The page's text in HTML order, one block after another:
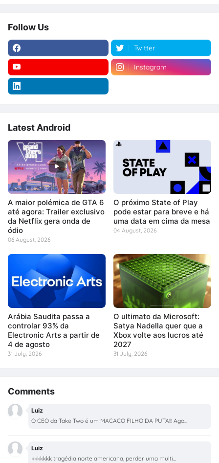
Follow Us
Twitter
Instagram
Latest Android
A maior polémica de GTA 6
até agora: Trailer exclusivo
da Netflix gera onda de
ódio
06 August, 2026
O próximo State of Play
pode estar para breve e há
uma data em cima da mesa
04 August, 2026
Arábia Saudita passa a
controlar 93% da
Electronic Arts a partir de
4 de agosto
31 July, 2026
O ultimato da Microsoft:
Satya Nadella quer que a
Xbox volte aos lucros até
2027
31 July, 2026
Comments
Luiz
O CEO da Take Two é um MACACO FILHO DA PUTA!!! Ago...
Luiz
kkkkkkk tragédia norte americana, perder uma multi...